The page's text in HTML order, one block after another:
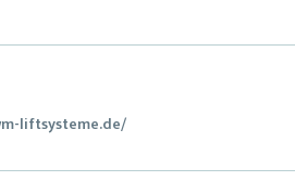
liftsysteme.de/